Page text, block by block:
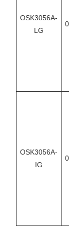
OSK3056A-
LG
OSK3056A-
IG